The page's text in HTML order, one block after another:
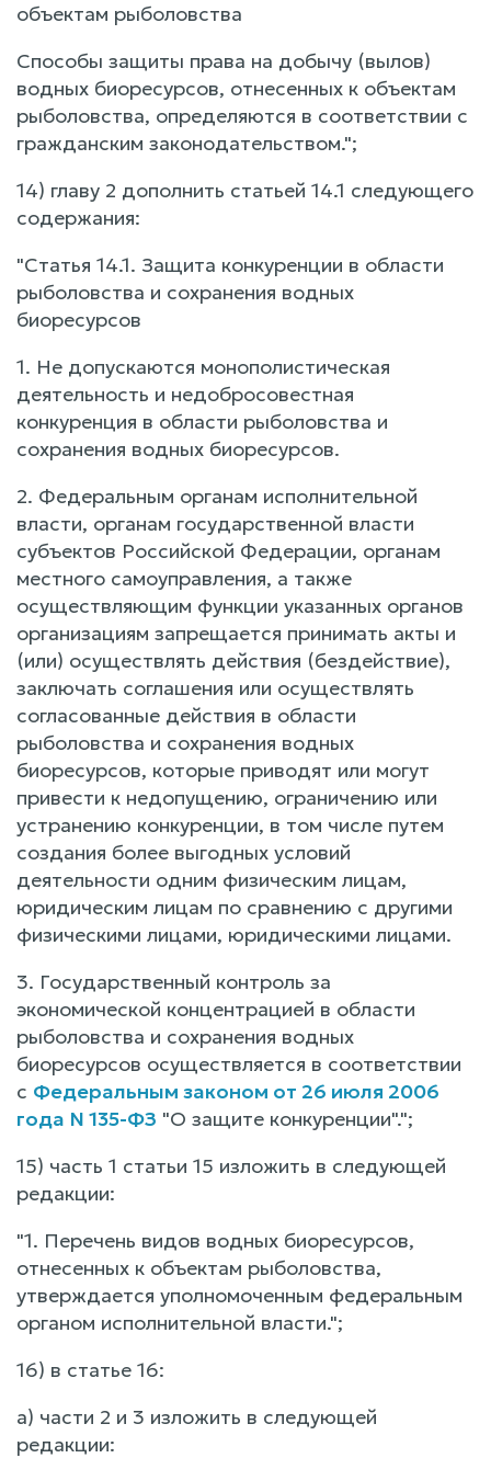
объектам рыболовства
Способы защиты права на добычу (вылов)
водных биоресурсов, отнесенных к объектам
рыболовства, определяются в соответствии с
гражданским законодательством.";
14) главу 2 дополнить статьей 14.1 следующего
содержания:
"Статья 14.1. Защита конкуренции в области
рыболовства и сохранения водных
биоресурсов
1. Не допускаются монополистическая
деятельность и недобросовестная
конкуренция в области рыболовства и
сохранения водных биоресурсов.
2. Федеральным органам исполнительной
власти, органам государственной власти
субъектов Российской Федерации, органам
местного самоуправления, а также
осуществляющим функции указанных органов
организациям запрещается принимать акты и
(или) осуществлять действия (бездействие),
заключать соглашения или осуществлять
согласованные действия в области
рыболовства и сохранения водных
биоресурсов, которые приводят или могут
привести к недопущению, ограничению или
устранению конкуренции, в том числе путем
создания более выгодных условий
деятельности одним физическим лицам,
юридическим лицам по сравнению с другими
физическими лицами, юридическими лицами.
3. Государственный контроль за
экономической концентрацией в области
рыболовства и сохранения водных
биоресурсов осуществляется в соответствии
с Федеральным законом от 26 июля 2006
года N 135-ФЗ "О защите конкуренции".";
15) часть 1 статьи 15 изложить в следующей
редакции:
"1. Перечень видов водных биоресурсов,
отнесенных к объектам рыболовства,
утверждается уполномоченным федеральным
органом исполнительной власти.";
16) в статье 16:
а) части 2 и 3 изложить в следующей
редакции: